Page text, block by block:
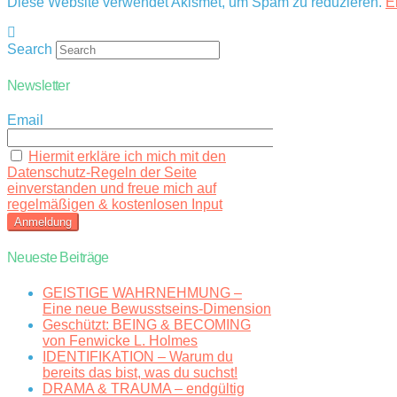
Search
Newsletter
Email
Hiermit erkläre ich mich mit den
Datenschutz-Regeln der Seite
einverstanden und freue mich auf
regelmäßigen & kostenlosen Input
Neueste Beiträge
GEISTIGE WAHRNEHMUNG –
Eine neue Bewusstseins-Dimension
Geschützt: BEING & BECOMING
von Fenwicke L. Holmes
IDENTIFIKATION – Warum du
bereits das bist, was du suchst!
DRAMA & TRAUMA – endgültig